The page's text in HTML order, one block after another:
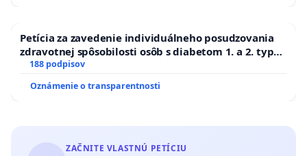
Petícia za zavedenie individuálneho posudzovania
zdravotnej spôsobilosti osôb s diabetom 1. a 2. typu
pri prijímaní do Policajného zboru SR
188 podpisov
Oznámenie o transparentnosti
ZAČNITE VLASTNÚ PETÍCIU